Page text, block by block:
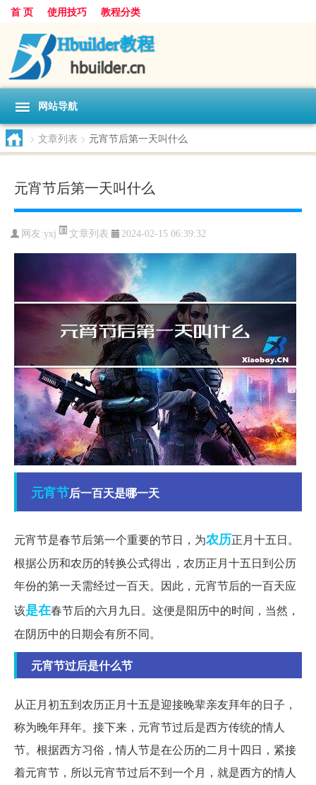
首 页 使用技巧 教程分类
网站导航
> 文章列表 > 元宵节后第一天叫什么
元宵节后第一天叫什么
网友:yxj 文章列表 2024-02-15 06:39:32
元宵节后一百天是哪一天
元宵节是春节后第一个重要的节日，为农历正月十五日。
根据公历和农历的转换公式得出，农历正月十五日到公历
年份的第一天需经过一百天。因此，元宵节后的一百天应
该是在春节后的六月九日。这便是阳历中的时间，当然，
在阴历中的日期会有所不同。
元宵节过后是什么节
从正月初五到农历正月十五是迎接晚辈亲友拜年的日子，
称为晚年拜年。接下来，元宵节过后是西方传统的情人
节。根据西方习俗，情人节是在公历的二月十四日，紧接
着元宵节，所以元宵节过后不到一个月，就是西方的情人